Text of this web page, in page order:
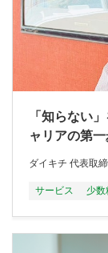
「知らない
ャリアの第
ダイキチ 代表取
サービス 少